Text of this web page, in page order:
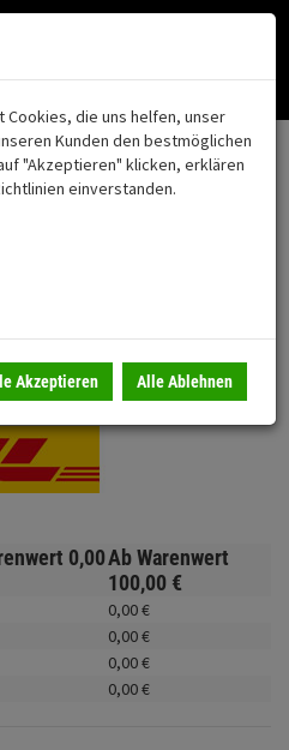
Alle Kategorien
FAHRZEUGTEILE
Montageständer
Beleuchtung
Fahrwerk
Zubehör
Merchandise
Merkzettel
Warenkorb ist momentan leer.
() Fertig
Sie sich damit einverstanden!
Datenschutz
0,00Ab Warenwert
100,00 €
0,00€
0,00€
0,00€
0,00€
Cookies, die uns helfen, unser
Kunden den bestmöglichen
"Akzeptieren" klicken, erklären
einverstanden.
Akzeptieren Alle Ablehnen